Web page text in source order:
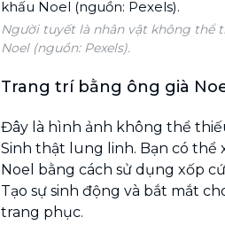
Người tuyết là nhân vật không thể
Noel (nguồn: Pexels).
Trang trí bằng ông già
Đây là hình ảnh không thể
Sinh thật lung linh. Bạn có
Noel bằng cách sử dụng xốp
Tạo sự sinh động và bắt mắt
trang phục.